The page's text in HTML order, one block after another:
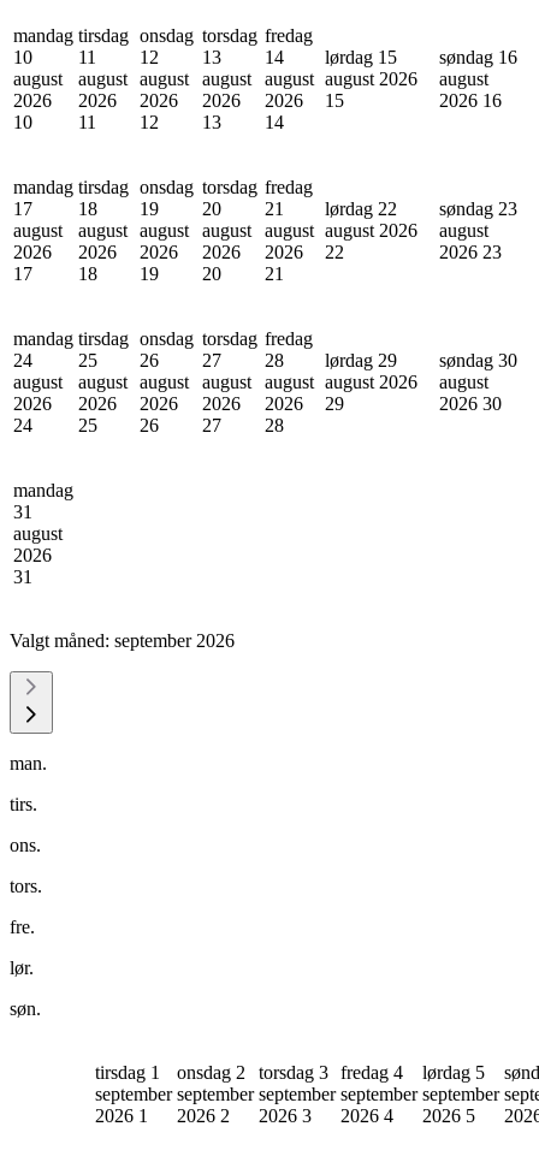
mandag
10
august
2026
10
tirsdag
11
august
2026
11
onsdag
12
august
2026
12
torsdag
13
august
2026
13
fredag
14
august
2026
14
lørdag 15
august 2026
15
søndag 16
august
2026 16
mandag
17
august
2026
17
tirsdag
18
august
2026
18
onsdag
19
august
2026
19
torsdag
20
august
2026
20
fredag
21
august
2026
21
lørdag 22
august 2026
22
søndag 23
august
2026 23
mandag
24
august
2026
24
tirsdag
25
august
2026
25
onsdag
26
august
2026
26
torsdag
27
august
2026
27
fredag
28
august
2026
28
lørdag 29
august 2026
29
søndag 30
august
2026 30
mandag
31
august
2026
31
Valgt måned: september 2026
man.
tirs.
ons.
tors.
fre.
lør.
søn.
tirsdag 1
september
2026 1
onsdag 2
september
2026 2
torsdag 3
september
2026 3
fredag 4
september
2026 4
lørdag 5
september
2026 5